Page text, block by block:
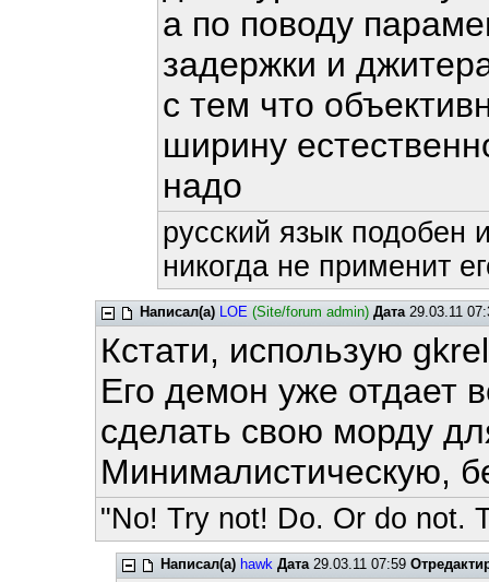
а по поводу
задержки и
с тем что
ширину
надо
русский язык подобен
никогда не применит
Написал(а) LOE (Site/forum admin) Дата29.03.11
Кстати, использую
Его демон уже отдает
сделать свою морду
Минималистическую,
"No! Try not! Do. Or do not.
Написал(а) hawk Дата29.03.11 07:59